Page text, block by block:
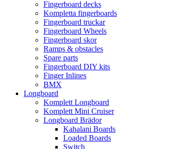
Fingerboard decks
Kompletta fingerboards
Fingerboard truckar
Fingerboard Wheels
Fingerboard skor
Ramps & obstacles
Spare parts
Fingerboard DIY kits
Finger Inlines
BMX
Longboard
Komplett Longboard
Komplett Mini Cruiser
Longboard Brädor
Kahalani Boards
Loaded Boards
Switch